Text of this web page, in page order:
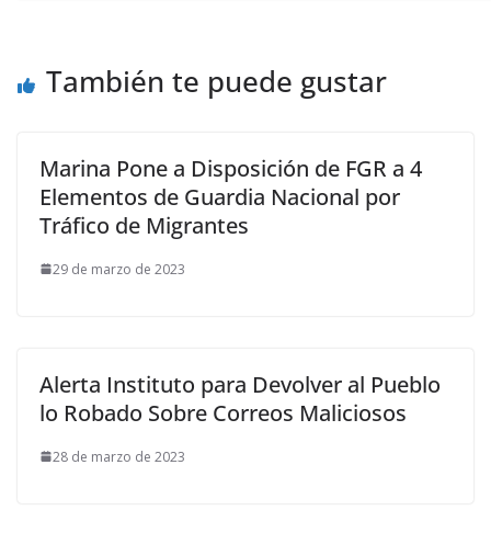
También te puede gustar
Marina Pone a Disposición de FGR a 4
Elementos de Guardia Nacional por
Tráfico de Migrantes
29 de marzo de 2023
Alerta Instituto para Devolver al Pueblo
lo Robado Sobre Correos Maliciosos
28 de marzo de 2023